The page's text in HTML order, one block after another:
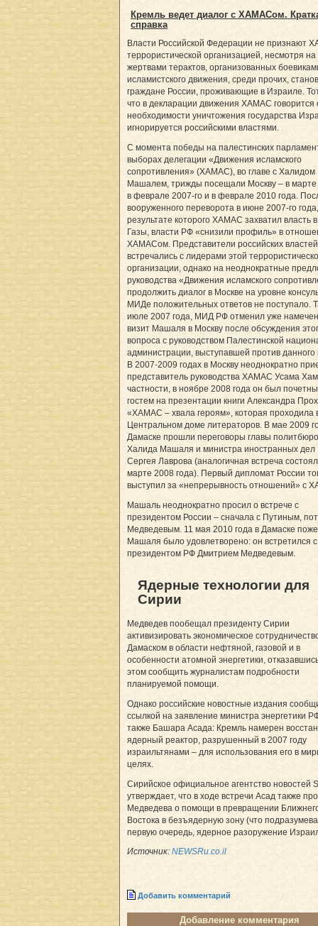
Кремль ведет диалог с ХАМАСом.
справка
Власти Российской Федерации не признают
террористической организацией, несмотря на
жертвами терактов, организованных
исламистского движения, среди прочих,
граждане России, проживающие в Израиле.
что в декларации движения ХАМАС говорится
необходимости уничтожения государства
игнорируется российскими властями.
С момента победы на палестинских
выборах делегации «Движения исламского
сопротивления» (ХАМАС), во главе с Халидом
Машалем, трижды посещали Москву – в марте
в феврале 2007-го и в феврале 2010 года.
вооруженного переворота в июне 2007-го
результате которого ХАМАС захватил власть
Газы, власти РФ «снизили профиль» в
ХАМАСом. Представители российских властей
встречались с лидерами этой
организации, однако на неоднократные
руководства «Движения исламского
продолжить диалог в Москве на уровне
МИДе положительных ответов не поступало.
июле 2007 года, МИД РФ отменил уже
визит Машаля в Москву после обсуждения
вопроса с руководством Палестинской
администрации, выступавшей против данного
В 2007-2009 годах в Москву неоднократно
представитель руководства ХАМАС Усама
частности, в ноябре 2008 года он был
гостем на презентации книги Александра
«ХАМАС – хвала героям», которая проходила
Центральном доме литераторов. В мае 2009
Дамаске прошли переговоры главы
Халида Машаля и министра иностранных
Сергея Лаврова (аналогичная встреча
марте 2008 года). Первый дипломат России
выступил за «непрерывность отношений» с
Машаль неоднократно просил о встрече с
президентом России – сначала с Путиным,
Медведевым. 11 мая 2010 года в Дамаске
Машаля было удовлетворено: он встретился с
президентом РФ Дмитрием Медведевым.
Ядерные технологии для
Сирии
Медведев пообещал президенту Сирии
активизировать экономическое
Дамаском в области нефтяной, газовой и в
особенности атомной энергетики,
этом сообщить журналистам подробности
планируемой помощи.
Однако российские новостные издания
ссылкой на заявление министра энергетики
также Башара Асада: Кремль намерен
ядерный реактор, разрушенный в 2007 году
израильтянами – для использования его в
целях.
Сирийское официальное агентство новостей
утверждает, что в ходе встречи Асад также
Медведева о помощи в превращении
Востока в безъядерную зону (что
первую очередь, ядерное разоружение
Источник: NEWSRu.co.il
Добавить комментарий
Добавление комментария